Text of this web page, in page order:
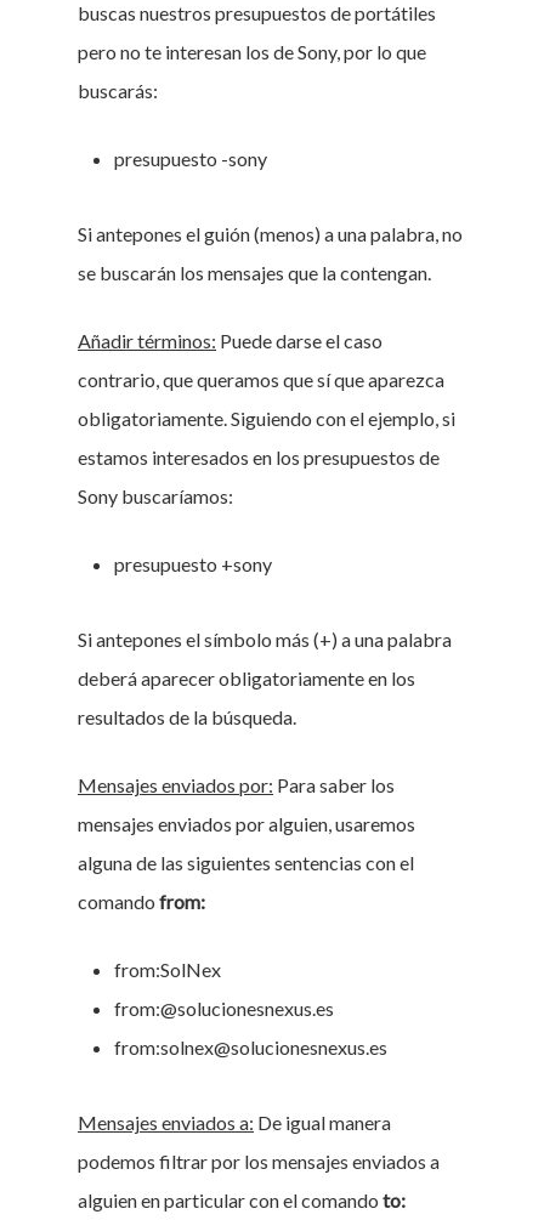
buscas nuestros presupuestos de portátiles
pero no te interesan los de Sony, por lo que
buscarás:
presupuesto -sony
Si antepones el guión (menos) a una palabra, no
se buscarán los mensajes que la contengan.
Añadir términos: Puede darse el caso
contrario, que queramos que sí que aparezca
obligatoriamente. Siguiendo con el ejemplo, si
estamos interesados en los presupuestos de
Sony buscaríamos:
presupuesto +sony
Si antepones el símbolo más (+) a una palabra
deberá aparecer obligatoriamente en los
resultados de la búsqueda.
Mensajes enviados por: Para saber los
mensajes enviados por alguien, usaremos
alguna de las siguientes sentencias con el
comando from:
from:SolNex
from:@solucionesnexus.es
from:solnex@solucionesnexus.es
Mensajes enviados a: De igual manera
podemos filtrar por los mensajes enviados a
alguien en particular con el comando to: